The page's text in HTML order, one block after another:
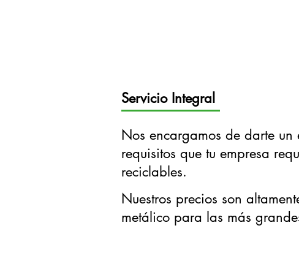
Servicio Integral
Nos encargamos de darte
requisitos que tu empresa
reciclables.
Nuestros precios son
metálico para las más